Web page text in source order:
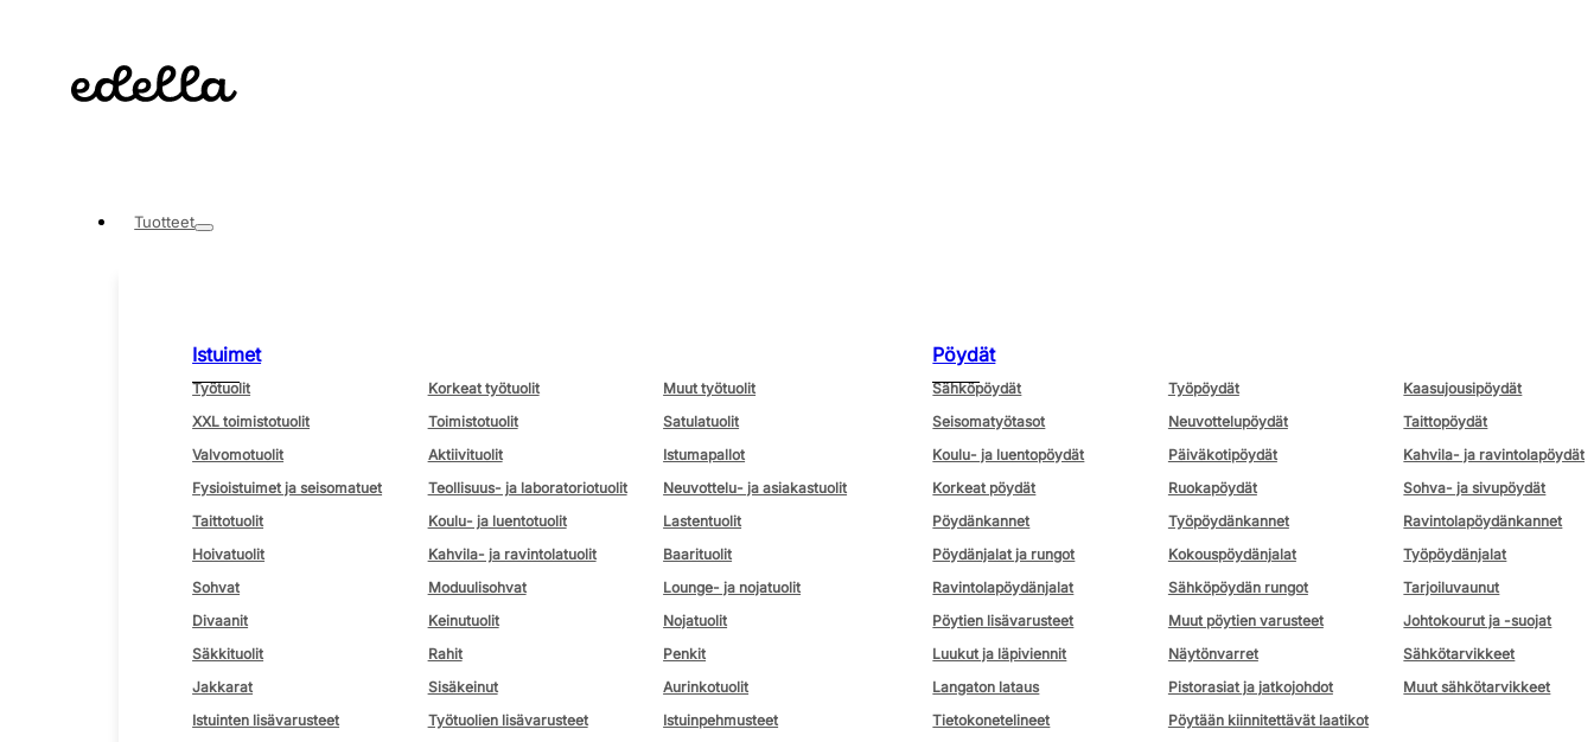
Tuotteet
Istuimet
Työtuolit Korkeat työtuolit
Muut työtuolit
XXL toimistotuolit
Toimistotuolit
Satulatuolit
Valvomotuolit
Aktiivituolit
Istumapallot
Fysioistuimet ja seisomatuet
Teollisuus- ja laboratoriotuolit
Neuvottelu- ja asiakastuolit
Taittotuolit
Koulu- ja luentotuolit
Lastentuolit
Hoivatuolit
Kahvila- ja ravintolatuolit
Baarituolit
Sohvat
Moduulisohvat
Lounge- ja nojatuolit
Divaanit
Keinutuolit
Nojatuolit
Säkkituolit
Rahit
Penkit
Jakkarat
Sisäkeinut
Aurinkotuolit
Istuinten lisävarusteet
Työtuolien lisävarusteet
Istuinpehmusteet
Pöydät
Sähköpöydät Työpöydät
Kaasujousipöydät
Seisomatyötasot
Neuvottelupöydät
Taittopöydät
Koulu- ja luentopöydät
Päiväkotipöydät
Kahvila- ja ravintolapöydät
Korkeat pöydät
Ruokapöydät
Sohva- ja sivupöydät
Pöydänkannet
Työpöydänkannet
Ravintolapöydänkannet
Pöydänjalat ja rungot
Kokouspöydänjalat
Työpöydänjalat
Ravintolapöydänjalat
Sähköpöydän rungot
Tarjoiluvaunut
Pöytien lisävarusteet
Muut pöytien varusteet
Johtokourut ja -suojat
Luukut ja läpiviennit
Näytönvarret
Sähkötarvikkeet
Langaton lataus
Pistorasiat ja jatkojohdot
Muut sähkötarvikkeet
Tietokonetelineet
Pöytään kiinnitettävät laatikot